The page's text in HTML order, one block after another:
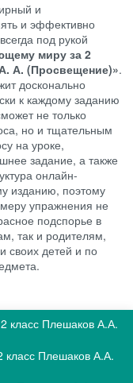
и
и эффективно
под рукой
миру за 2
А. (Просвещение)».
досконально
к каждому заданию
не только
но и тщательным
на уроке,
задание, а также
онлайн-
изданию, поэтому
упражнения не
подспорье в
так и родителям,
своих детей и по
класс Плешаков А.А.
класс Плешаков А.А.